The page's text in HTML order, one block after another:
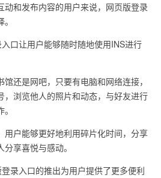
和发布内容的用户来说，网页版登录
让用户能够随时随地使用INS进行
还是网吧，只要有电脑和网络连接，
，浏览他人的照片和动态，与好友进行
户能够更好地利用碎片化时间，分享
享喜悦与感动。
入口的推出为用户提供了更多便利